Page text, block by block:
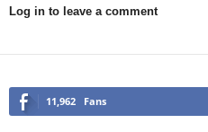
Log in to leave a comment
11,962 Fans